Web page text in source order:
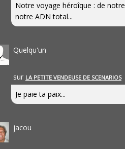
Notre voyage héroîque : de
notre ADN total...
Quelqu'un
sur LA PETITE VENDEUSE DE SCENARIOS
Je paie ta paix...
jacou